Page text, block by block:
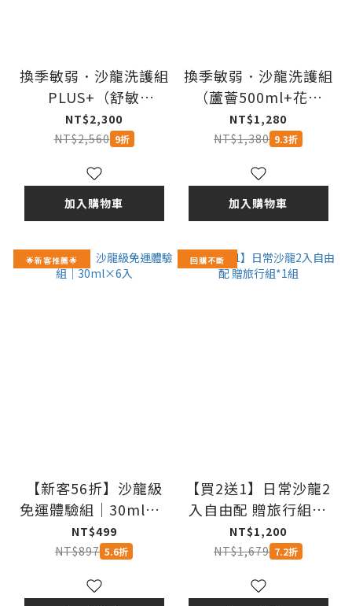
換季敏弱．沙龍洗護組
PLUS+（舒敏
600ml+輕潤600ml）
NT$2,300
NT$2,560 9折
加入購物車
換季敏弱．沙龍洗護組
（蘆薈500ml+花護
500ml）
NT$1,280
NT$1,380 9.3折
加入購物車
🌟新客推薦🌟
【新客56折】沙龍級
免運體驗組｜30ml×6
入
NT$499
NT$897 5.6折
回購不斷
【買2送1】日常沙龍2
入自由配 贈旅行組*1
組
NT$1,200
NT$1,679 7.2折